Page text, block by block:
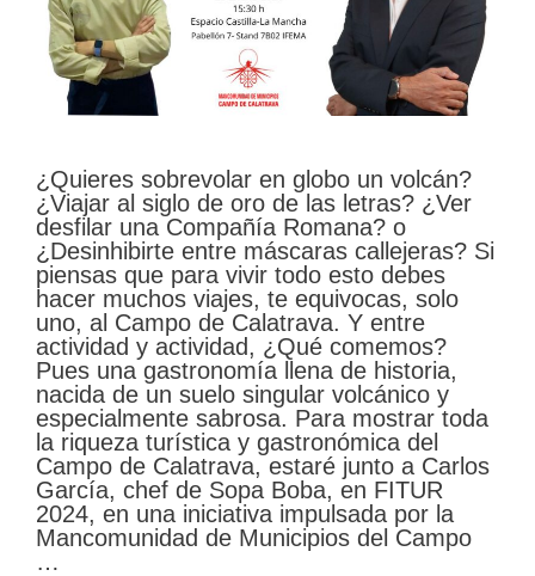
¿Quieres sobrevolar en globo un volcán?
¿Viajar al siglo de oro de las letras? ¿Ver
desfilar una Compañía Romana? o
¿Desinhibirte entre máscaras callejeras? Si
piensas que para vivir todo esto debes
hacer muchos viajes, te equivocas, solo
uno, al Campo de Calatrava. Y entre
actividad y actividad, ¿Qué comemos?
Pues una gastronomía llena de historia,
nacida de un suelo singular volcánico y
especialmente sabrosa. Para mostrar toda
la riqueza turística y gastronómica del
Campo de Calatrava, estaré junto a Carlos
García, chef de Sopa Boba, en FITUR
2024, en una iniciativa impulsada por la
Mancomunidad de Municipios del Campo
…